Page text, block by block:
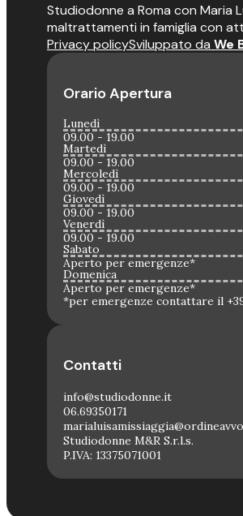
Studiodonne a Roma con Maria
maltrattamenti in famiglia con
Privacy policySviluppato da We
Orario Apertura
Lunedì
09.00 - 19.00
Martedì
09.00 - 19.00
Mercoledì
09.00 - 19.00
Giovedì
09.00 - 19.00
Venerdì
09.00 - 19.00
Sabato
Aperto per emergenze*
Domenica
Aperto per emergenze*
*per emergenze contattare il +39
Contatti
info@studiodonne.it
06.69350171
Studiodonne M&R S.r.l.s.
P.IVA: 13375071001